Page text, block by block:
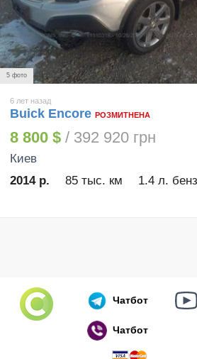
Російський воєнний
5 фото
6 лет назад
Buick Encore РОЗМИТНЕНА
8 800 $ / 392 920 грн
Киев
2014 р.
85 тыс. км 1.4 л.
Чатбот
Чатбот